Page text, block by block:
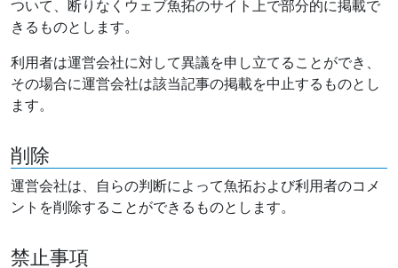
ついて、断りなくウェブ魚拓のサイト上で部分的に掲載で
きるものとします。
利用者は運営会社に対して異議を申し立てることができ、
その場合に運営会社は該当記事の掲載を中止するものとし
ます。
削除
運営会社は、自らの判断によって魚拓および利用者のコメ
ントを削除することができるものとします。
禁止事項